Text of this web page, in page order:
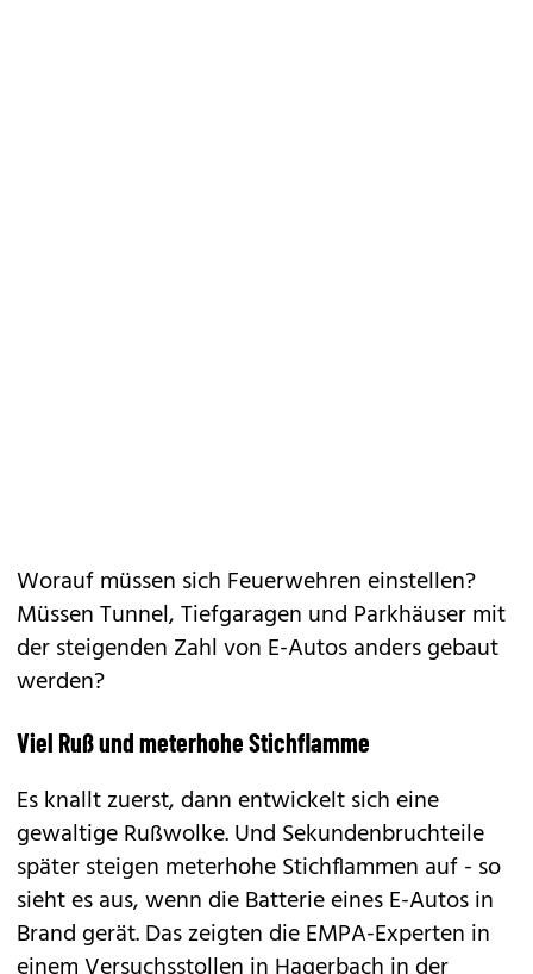
Worauf müssen sich Feuerwehren einstellen?
Müssen Tunnel, Tiefgaragen und Parkhäuser mit
der steigenden Zahl von E-Autos anders gebaut
werden?
Viel Ruß und meterhohe Stichflamme
Es knallt zuerst, dann entwickelt sich eine
gewaltige Rußwolke. Und Sekundenbruchteile
später steigen meterhohe Stichflammen auf - so
sieht es aus, wenn die Batterie eines E-Autos in
Brand gerät. Das zeigten die EMPA-Experten in